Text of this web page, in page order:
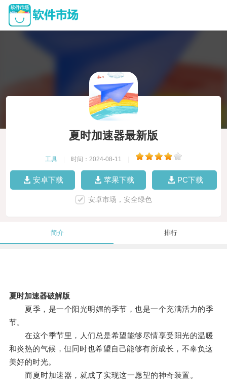
夏时加速器最新版
工具 时间：2024-08-11
安卓下载 苹果下载 PC下载
安卓市场，安全绿色
简介 排行
夏时加速器破解版
夏季，是一个阳光明媚的季节，也是一个充满活力的季
节。
在这个季节里，人们总是希望能够尽情享受阳光的温暖
和炎热的气候，但同时也希望自己能够有所成长，不辜负这
美好的时光。
而夏时加速器，就成了实现这一愿望的神奇装置。